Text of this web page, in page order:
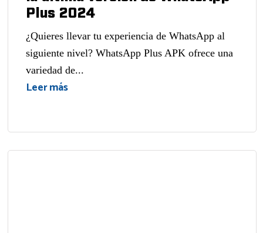
Plus 2024
¿Quieres llevar tu experiencia de WhatsApp al
siguiente nivel? WhatsApp Plus APK ofrece una
variedad de...
Leer más